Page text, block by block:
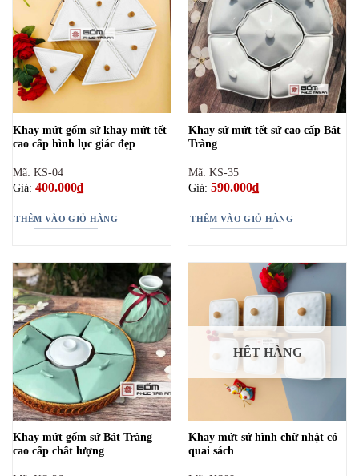
Khay mứt gốm sứ khay mứt tết
cao cấp hình lục giác đẹp
Mã: KS-04
Giá: 400.000₫
THÊM VÀO GIỎ HÀNG
Khay sứ mứt tết sứ cao cấp Bát
Tràng
Mã: KS-35
Giá: 590.000₫
THÊM VÀO GIỎ HÀNG
Khay mứt gốm sứ Bát Tràng
cao cấp chất lượng
HẾT HÀNG
Khay mứt sứ hình chữ nhật có
quai sách